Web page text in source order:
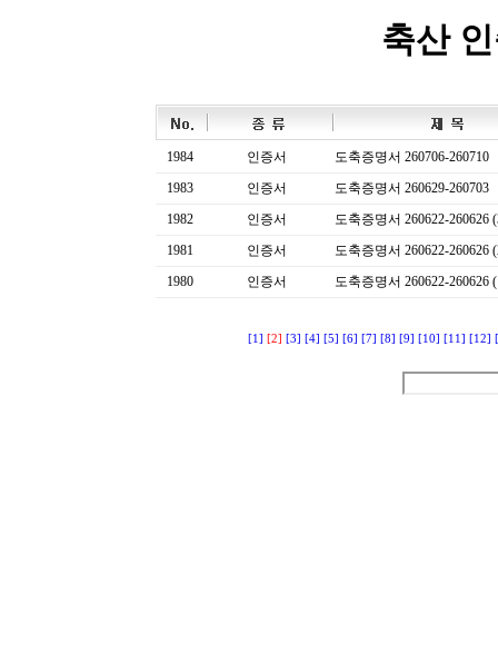
축산
1984 인증서
도축증명서 260706-260710
1983
인증서
도축증명서 260629-260703
1982
인증서
도축증명서 260622-260626
1981
인증서
도축증명서 260622-260626
1980
인증서 도축증명서 260622-260626
[1] [2] [3] [4] [5] [6] [7] [8] [9] [10] [11] [12]